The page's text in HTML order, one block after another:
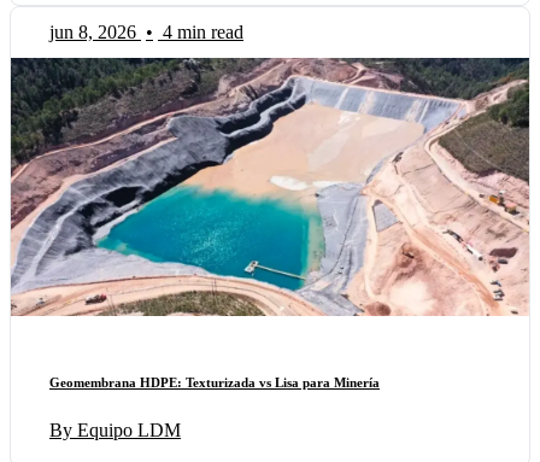
jun 8, 2026 • 4 min read
Geomembrana HDPE: Texturizada vs Lisa para Minería
By Equipo LDM